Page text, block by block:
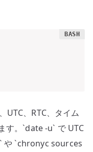
、RTC、タイム
す。`date -u` で UTC
や `chronyc sources